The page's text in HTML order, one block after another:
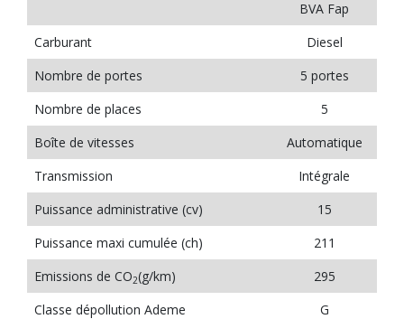
BVA Fap
Carburant
Diesel
Nombre de portes
5 portes
Nombre de places
5
Boîte de vitesses
Automatique
Transmission
Intégrale
Puissance administrative (cv)
15
Puissance maxi cumulée (ch)
211
Emissions de CO2(g/km)
295
Classe dépollution Ademe
G